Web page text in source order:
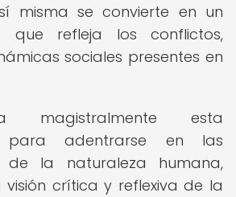
misma se convierte en un
que refleja los conflictos,
sociales presentes en
magistralmente esta
para adentrarse en las
de la naturaleza humana,
crítica y reflexiva de la